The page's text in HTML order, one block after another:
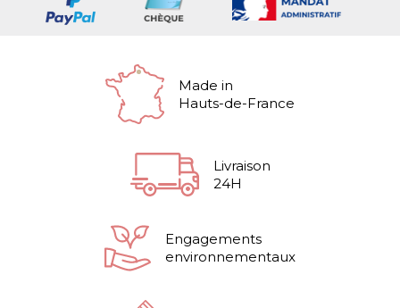
Made in
Hauts-de-France
Livraison
24H
Engagements
environnementaux